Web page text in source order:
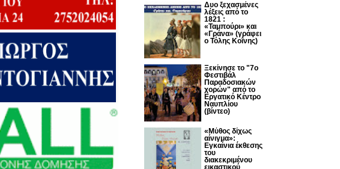
Δυο ξεχασμένες
λέξεις από το
1821 :
«Ταμπούρι» και
«Γράνα» (γράφει
ο Τόλης Κοΐνης)
Ξεκίνησε το "7ο
Φεστιβάλ
Παραδοσιακών
χορών" από το
Εργατικό Κέντρο
Ναυπλίου
(βίντεο)
«Μύθος δίχως
αίνιγμα»:
Εγκαίνια έκθεσης
του
διακεκριμένου
εικαστικού